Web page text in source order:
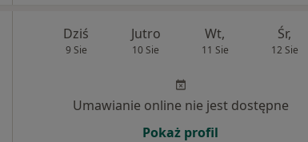
Dziś
9 Sie
Jutro
10 Sie
Wt,
11 Sie
Śr,
12 Sie
Umawianie online nie jest dostępne
Pokaż profil